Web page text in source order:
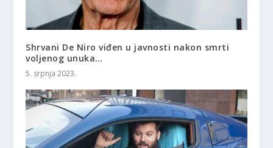
Shrvani De Niro viđen u javnosti nakon smrti
voljenog unuka…
5. srpnja 2023.